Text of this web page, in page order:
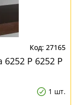
27165
P 6252 P
1 шт.